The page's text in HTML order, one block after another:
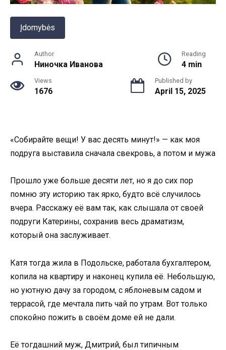
Įdomybės
Author
Ниночка Иванова
Reading
4 min
Views
1676
Published by
April 15, 2025
«Собирайте вещи! У вас десять минут!» — как моя
подруга выставила сначала свекровь, а потом и мужа
Прошло уже больше десяти лет, но я до сих пор
помню эту историю так ярко, будто всё случилось
вчера. Расскажу её вам так, как слышала от своей
подруги Катерины, сохранив весь драматизм,
который она заслуживает.
Катя тогда жила в Подольске, работала бухгалтером,
копила на квартиру и наконец купила её. Небольшую,
но уютную дачу за городом, с яблоневым садом и
террасой, где мечтала пить чай по утрам. Вот только
спокойно пожить в своём доме ей не дали.
Её тогдашний муж, Дмитрий, был типичным